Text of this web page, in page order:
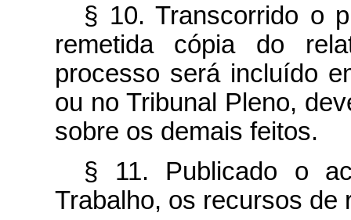
§ 10. Transcorrido o
remetida cópia do
processo será incluído
ou no Tribunal Pleno,
sobre os demais feitos.
§ 11. Publicado o
Trabalho, os recursos de